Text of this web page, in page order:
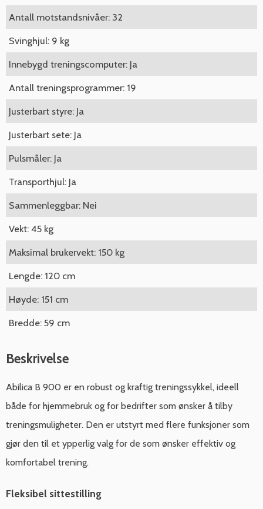
Antall motstandsnivåer: 32
Svinghjul: 9 kg
Innebygd treningscomputer: Ja
Antall treningsprogrammer: 19
Justerbart styre: Ja
Justerbart sete: Ja
Pulsmåler: Ja
Transporthjul: Ja
Sammenleggbar: Nei
Vekt: 45 kg
Maksimal brukervekt: 150 kg
Lengde: 120 cm
Høyde: 151 cm
Bredde: 59 cm
Beskrivelse
Abilica B 900 er en robust og kraftig treningssykkel, ideell
både for hjemmebruk og for bedrifter som ønsker å tilby
treningsmuligheter. Den er utstyrt med flere funksjoner som
gjør den til et ypperlig valg for de som ønsker effektiv og
komfortabel trening.
Fleksibel sittestilling